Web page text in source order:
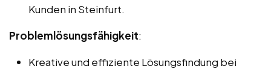
Kunden in Steinfurt.
Problemlösungsfähigkeit:
Kreative und effiziente Lösungsfindung bei